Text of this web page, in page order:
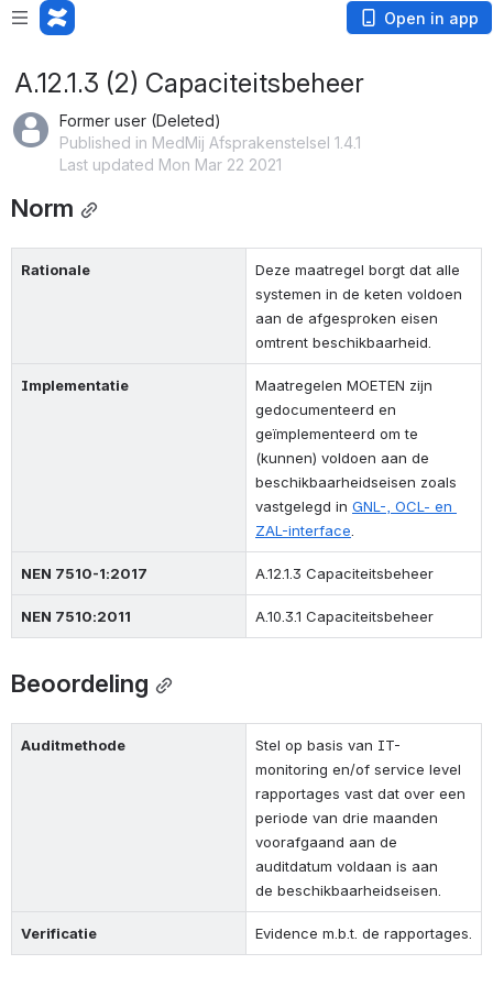
Open in app
A.12.1.3 (2) Capaciteitsbeheer
Former user (Deleted)
Published in MedMij Afsprakenstelsel 1.4.1
Last updated Mon Mar 22 2021
Norm
Rationale
Deze maatregel borgt dat alle
systemen in de keten voldoen
aan de afgesproken eisen
omtrent beschikbaarheid.
Implementatie
Maatregelen MOETEN zijn
gedocumenteerd en
geïmplementeerd om te
(kunnen) voldoen aan de
beschikbaarheidseisen zoals
vastgelegd in GNL-, OCL- en
ZAL-interface
NEN 7510-1:2017 A.12.1.3 Capaciteitsbeheer
NEN 7510:2011 A.10.3.1 Capaciteitsbeheer
Beoordeling
Auditmethode
Stel op basis van IT-
monitoring en/of service level
rapportages vast dat over een
periode van drie maanden
voorafgaand aan de
auditdatum voldaan is aan
de beschikbaarheidseisen
Verificatie Evidence m.b.t. de rapportages.